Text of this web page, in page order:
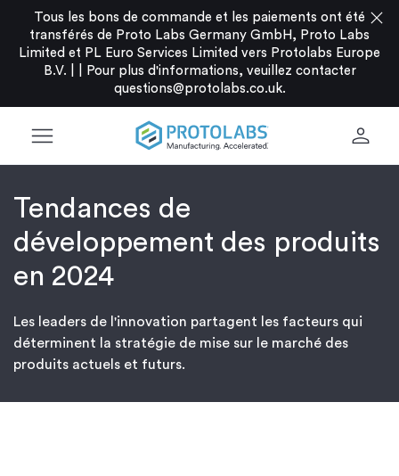
Tous les bons de commande et les paiements ont été
transférés de Proto Labs Germany GmbH, Proto Labs
Limited et PL Euro Services Limited vers Protolabs Europe
B.V. |
Pour plus d'informations, veuillez contacter
questions@protolabs.co.uk.
close
menu person
Tendances de
développement des produits
en 2024
Les leaders de l'innovation partagent les facteurs qui
déterminent la stratégie de mise sur le marché des
produits actuels et futurs.